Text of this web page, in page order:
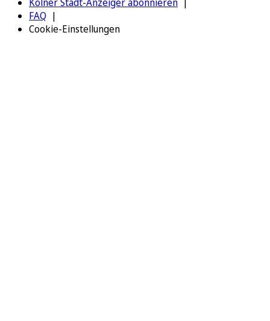
Kölner Stadt-Anzeiger abonnieren
FAQ
Cookie-Einstellungen